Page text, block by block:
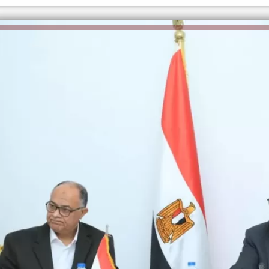
الكاتبة إلهام شرشر تهنئ الرئيس
السيسي بعيد ميلاده وتُشيد بجهوده